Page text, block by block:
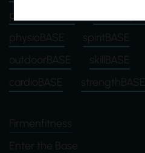
personalBASE
physioBASE
spiritBASE
outdoorBASE
skillBASE
cardioBASE
strengthBASE
Firmenfitness
Enter the Base